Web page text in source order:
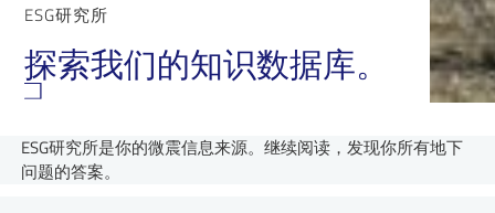
ESG研究所
探索我们的知识数据库。
ESG研究所是你的微震信息来源。继续阅读，发现你所有地下
问题的答案。